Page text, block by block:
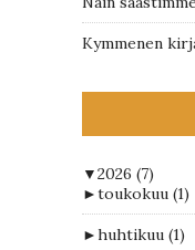
Kymmenen
▼2026 (7)
►toukokuu (1)
►huhtikuu (1)